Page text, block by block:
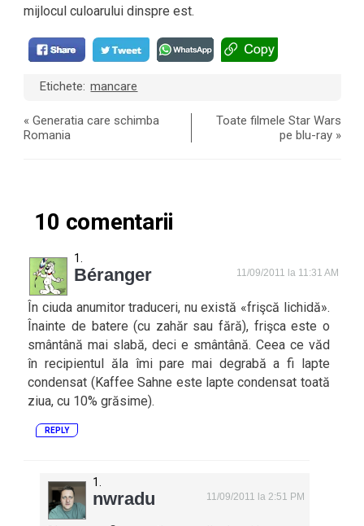
mijlocul culoarului dinspre est.
Etichete: mancare
«Generatia care schimba
Romania
Toate filmele Star Wars
pe blu-ray »
10 comentarii
Béranger 11/09/2011 la 11:31 AM
În ciuda anumitor traduceri, nu există «frişcă lichidă».
Înainte de batere (cu zahăr sau fără), frişca este o
smântână mai slabă, deci e smântână. Ceea ce văd
în recipientul ăla îmi pare mai degrabă a fi lapte
condensat (Kaffee Sahne este lapte condensat toată
ziua, cu 10% grăsime).
REPLY
nwradu 11/09/2011 la 2:51 PM